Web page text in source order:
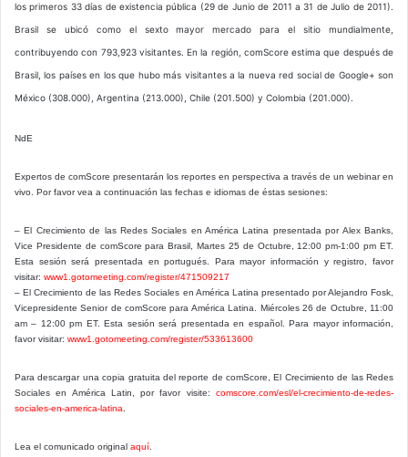
los primeros 33 días de existencia pública (29 de Junio de 2011 a 31 de Julio de 2011).
Brasil se ubicó como el sexto mayor mercado para el sitio mundialmente,
contribuyendo con 793,923 visitantes. En la región, comScore estima que después de
Brasil, los países en los que hubo más visitantes a la nueva red social de Google+ son
México (308.000), Argentina (213.000), Chile (201.500) y Colombia (201.000).
NdE
Expertos de comScore presentarán los reportes en perspectiva a través de un webinar en
vivo. Por favor vea a continuación las fechas e idiomas de éstas sesiones:
– El Crecimiento de las Redes Sociales en América Latina presentada por Alex Banks,
Vice Presidente de comScore para Brasil, Martes 25 de Octubre, 12:00 pm-1:00 pm ET.
Esta sesión será presentada en portugués. Para mayor información y registro, favor
visitar: www1.gotomeeting.com/register/471509217
– El Crecimiento de las Redes Sociales en América Latina presentado por Alejandro Fosk,
Vicepresidente Senior de comScore para América Latina. Miércoles 26 de Octubre, 11:00
am – 12:00 pm ET. Esta sesión será presentada en español. Para mayor información,
favor visitar: www1.gotomeeting.com/register/533613600
Para descargar una copia gratuita del reporte de comScore, El Crecimiento de las Redes
Sociales en América Latin, por favor visite: comscore.com/esl/el-crecimiento-de-redes-
sociales-en-america-latina
Lea el comunicado original aquí